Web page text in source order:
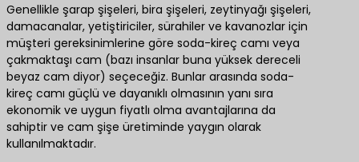
Genellikle şarap şişeleri, bira şişeleri, zeytinyağı şişeleri,
damacanalar, yetiştiriciler, sürahiler ve kavanozlar için
müşteri gereksinimlerine göre soda-kireç camı veya
çakmaktaşı cam (bazı insanlar buna yüksek dereceli
beyaz cam diyor) seçeceğiz. Bunlar arasında soda-
kireç camı güçlü ve dayanıklı olmasının yanı sıra
ekonomik ve uygun fiyatlı olma avantajlarına da
sahiptir ve cam şişe üretiminde yaygın olarak
kullanılmaktadır.